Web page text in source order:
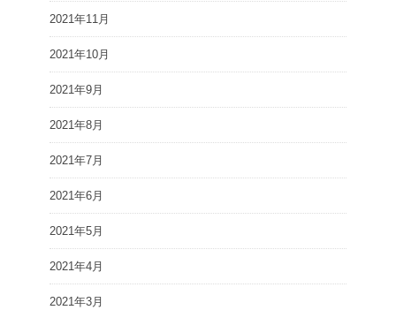
2021年11月
2021年10月
2021年9月
2021年8月
2021年7月
2021年6月
2021年5月
2021年4月
2021年3月